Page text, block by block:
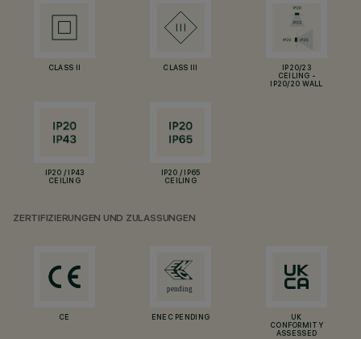
CLASS II CLASS III
IP20/23
CEILING -
IP20/20 WALL
IP20 / IP43
CEILING
IP20 / IP65
CEILING
ZERTIFIZIERUNGEN UND ZULASSUNGEN
CE ENEC PENDING
UK
CONFORMITY
ASSESSED